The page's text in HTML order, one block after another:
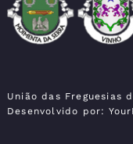
Vinhó
União das Freguesias
Desenvolvido por: